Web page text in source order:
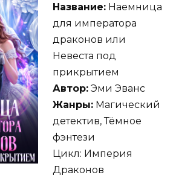
Название: Наемница
для императора
драконов или
Невеста под
прикрытием
Автор: Эми Эванс
Жанры: Магический
детектив, Тёмное
фэнтези
Цикл: Империя
Драконов